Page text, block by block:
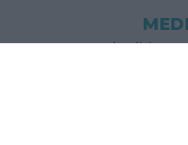
Indirizzo: